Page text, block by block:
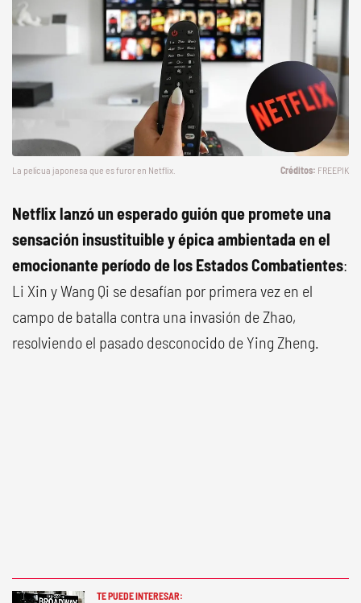
La pelícua japonesa que es furor en Netflix. FREEPIK
Netflix lanzó un esperado guión que promete una
sensación insustituible y épica ambientada en el
emocionante período de los Estados Combatientes:
Li Xin y Wang Qi se desafían por primera vez en el
campo de batalla contra una invasión de Zhao,
resolviendo el pasado desconocido de Ying Zheng.
TE PUEDE INTERESAR: